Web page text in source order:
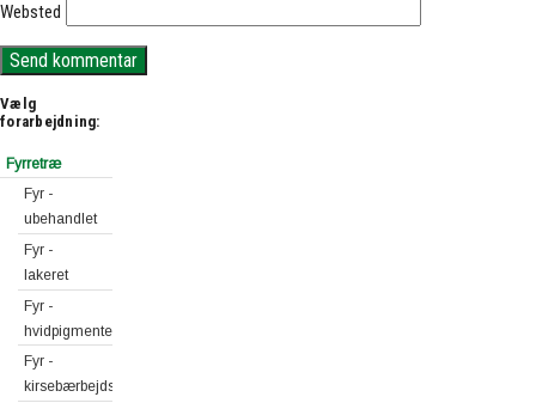
Websted
Vælg
forarbejdning:
Fyrretræ
Fyr -
ubehandlet
Fyr -
lakeret
Fyr -
hvidpigmenteret
Fyr -
kirsebærbejdset